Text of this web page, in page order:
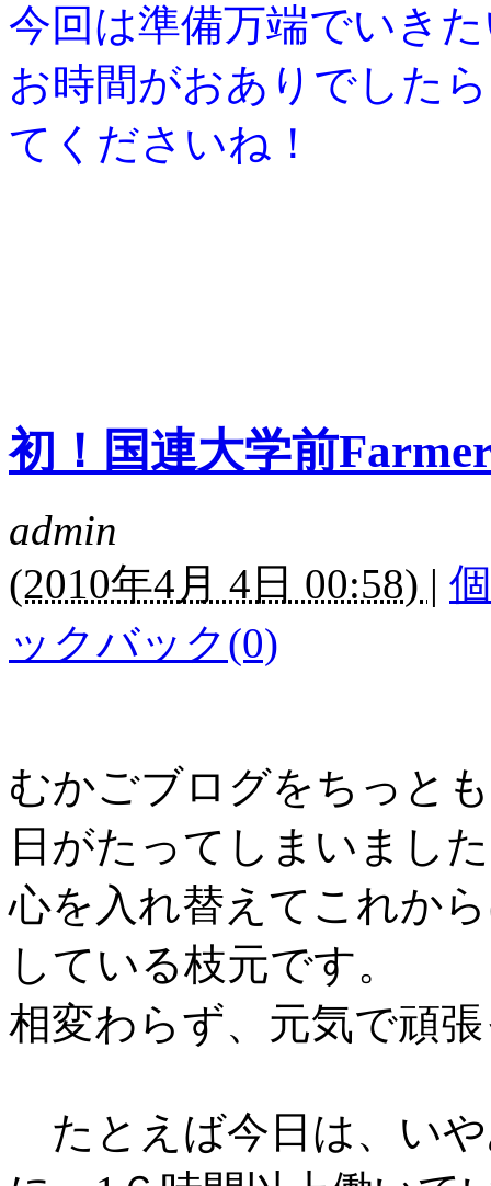
今回は準備万端でいき
お時間がおありでした
てくださいね！
初！国連大学前
admin
(2010年4月 4日 00:58) |
ックバック(0)
むかごブログをちっと
日がたってしまいまし
心を入れ替えてこれか
している枝元です。
相変わらず、元気で頑
たとえば今日は、い